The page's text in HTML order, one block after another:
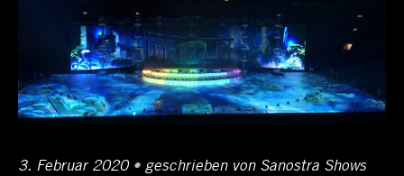
Posted
3. Februar 20204.
• Author
geschrieben von Sanostra Shows